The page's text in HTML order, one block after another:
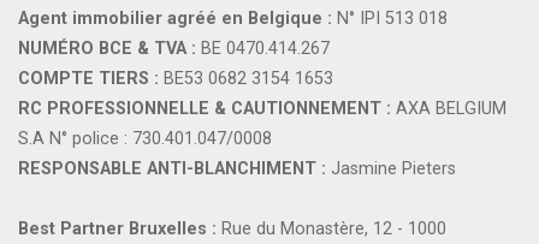
Agent immobilier agréé en Belgique : N° IPI 513 018
NUMÉRO BCE & TVA : BE 0470.414.267
COMPTE TIERS : BE53 0682 3154 1653
RC PROFESSIONNELLE & CAUTIONNEMENT : AXA BELGIUM
S.A N° police : 730.401.047/0008
RESPONSABLE ANTI-BLANCHIMENT : Jasmine Pieters
Best Partner Bruxelles : Rue du Monastère, 12 - 1000